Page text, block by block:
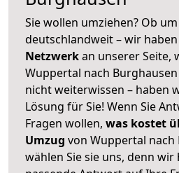
Sie wollen umziehen? Ob
deutschlandweit – wir haben
Netzwerkan unserer Seite,
Wuppertal nach
nicht weiterwissen – haben
Lösung für Sie! Wenn Sie
Fragen wollen, was kostet
Umzug von Wuppertal nach
wählen Sie sie uns, denn